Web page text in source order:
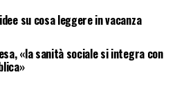
su cosa leggere in vacanza
«la sanità sociale si integra con